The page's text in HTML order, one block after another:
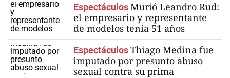
EspectáculosMurió Leandro Rud:
el empresario y representante
de modelos tenía 51 años
EspectáculosThiago Medina fue
imputado por presunto abuso
sexual contra su prima